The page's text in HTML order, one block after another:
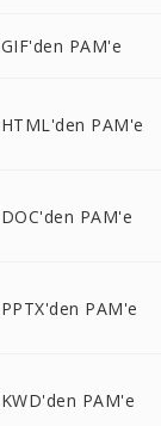
GIF'den PAM'e
HTML'den PAM'e
DOC'den PAM'e
PPTX'den PAM'e
KWD'den PAM'e